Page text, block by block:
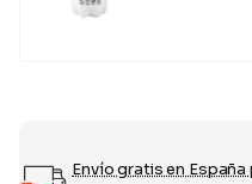
Envío gratis en